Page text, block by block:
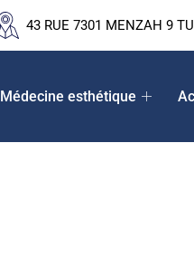
43 RUE 7301 MENZAH 9
Médecine esthétique